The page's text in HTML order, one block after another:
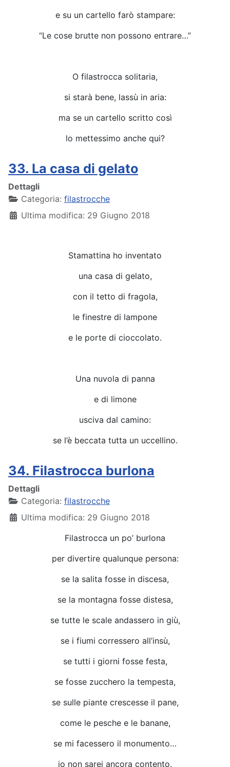
e su un cartello farò stampare:
“Le cose brutte non possono entrare…”
O filastrocca solitaria,
si starà bene, lassù in aria:
ma se un cartello scritto così
lo mettessimo anche qui?
33. La casa di gelato
Dettagli
Categoria: filastrocche
Ultima modifica: 29 Giugno 2018
Stamattina ho inventato
una casa di gelato,
con il tetto di fragola,
le finestre di lampone
e le porte di cioccolato.
Una nuvola di panna
e di limone
usciva dal camino:
se l’è beccata tutta un uccellino.
34. Filastrocca burlona
Dettagli
Categoria: filastrocche
Ultima modifica: 29 Giugno 2018
Filastrocca un po’ burlona
per divertire qualunque persona:
se la salita fosse in discesa,
se la montagna fosse distesa,
se tutte le scale andassero in giù,
se i fiumi corressero all’insù,
se tutti i giorni fosse festa,
se fosse zucchero la tempesta,
se sulle piante crescesse il pane,
come le pesche e le banane,
se mi facessero il monumento…
io non sarei ancora contento.